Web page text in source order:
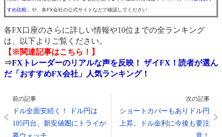
すめ比較」 や、各FX会社の公式サイトなどで確認してください
各FX口座のさらに詳しい情報や10位までの全ランキング
は、以下よりご覧ください。
【※関連記事はこちら！】
⇒FXトレーダーのリアルな声を反映！ ザイFX！読者が選ん
だ「おすすめFX会社」人気ランキング！
前の記事
ドル全面安続く！ ドル円は
105円台、新安値圏にトライか
次の記事
ショートカバーもありドル円
上昇、ドル金利に今後も要注